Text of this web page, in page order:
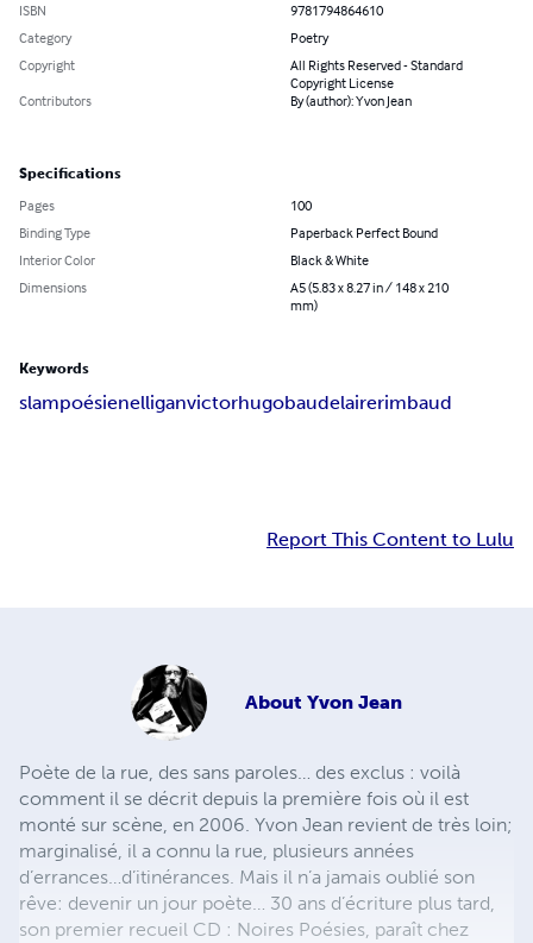
ISBN
9781794864610
Category
Poetry
Copyright
All Rights Reserved - Standard
Copyright License
Contributors
By (author): Yvon Jean
Specifications
Pages
100
Binding Type
Paperback Perfect Bound
Interior Color
Black & White
Dimensions
A5 (5.83 x 8.27 in / 148 x 210
mm)
Keywords
slampoésienelliganvictorhugobaudelairerimbaud
Report This Content to Lulu
About Yvon Jean
Poète de la rue, des sans paroles… des exclus : voilà
comment il se décrit depuis la première fois où il est
monté sur scène, en 2006. Yvon Jean revient de très loin;
marginalisé, il a connu la rue, plusieurs années
d’errances…d’itinérances. Mais il n’a jamais oublié son
rêve: devenir un jour poète… 30 ans d’écriture plus tard,
son premier recueil CD : Noires Poésies, paraît chez